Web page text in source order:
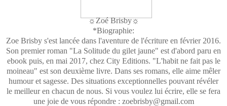
☼Zoé Brisby☼
*Biographie:
Zoe Brisby s'est lancée dans l'aventure de l'écriture en février 2016.
Son premier roman "La Solitude du gilet jaune" est d'abord paru en
ebook puis, en mai 2017, chez City Editions. "L'habit ne fait pas le
moineau" est son deuxième livre. Dans ses romans, elle aime mêler
humour et sagesse. Des situations exceptionnelles pouvant révéler
le meilleur en chacun de nous. Si vous voulez lui écrire, elle se fera
une joie de vous répondre : zoebrisby@gmail.com